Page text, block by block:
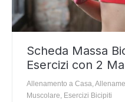
Scheda Massa
Esercizi con 2
Allenamento a Casa
Muscolare Esercizi Bicipiti